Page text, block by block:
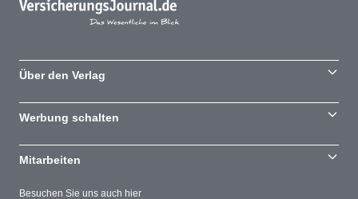
Besuchen Sie uns auch hier
Über den Verlag
Werbung schalten
Mitarbeiten